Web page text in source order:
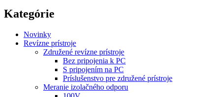
Kategórie
Novinky
Revízne prístroje
Združené revízne prístroje
Bez pripojenia k PC
S pripojením na PC
Príslušenstvo pre združené prístroje
Meranie izolačného odporu